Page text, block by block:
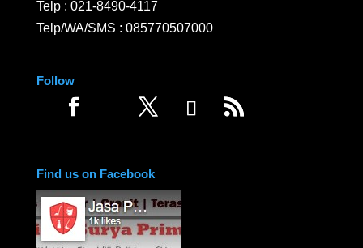
Telp : 021-8490-4117
Telp/WA/SMS : 085770507000
Follow
Find us on Facebook